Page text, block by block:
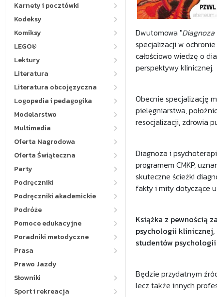
Karnety i pocztówki
Kodeksy
Komiksy
LEGO®
Lektury
Literatura
Literatura obcojęzyczna
Logopedia i pedagogika
Modelarstwo
Multimedia
Oferta Nagrodowa
Oferta Świąteczna
Party
Podręczniki
Podręczniki akademickie
Podróże
Pomoce edukacyjne
Poradniki metodyczne
Prasa
Prawo Jazdy
Słowniki
Sport i rekreacja
Dwutomowa "
specjalizacji w
całościowo wiedzę o
perspektywy klinicznej.
Obecnie specjalizację
pielęgniarstwa,
resocjalizacji, zdrowia
Diagnoza i
programem CMKP,
skuteczne ścieżki
fakty i mity dotyczące
Książka z pewnością
psychologii
studentów
Będzie przydatnym
lecz także innych